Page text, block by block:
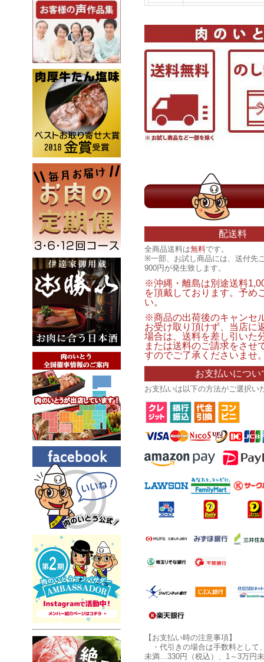
配送料
全商品送料は無料です。
※一部、お試し商品には、送付先
900円が発生致します。
※沖縄・離島は別途送料
を頂戴しております。予め
い。
※商品の出荷後のキャンセ
お受け取り頂けず、当店に
場合は、送料を差し引いた
または送料のご請求をさせ
すのでご了承くださいませ
お支払いについ
お支払いは以下の方法がご選択い
【お支払い時の注意事項】
・代引きの場合は手数料として
未満…330円（税込）、1～3万円